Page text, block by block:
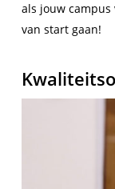
als jouw
van start gaan!